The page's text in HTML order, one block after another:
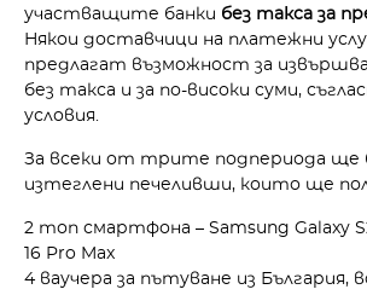
участващите банки без такса за
Някои доставчици на платежни
предлагат възможност за
без такса и за по-високи суми,
условия.
За всеки от трите подпериода ще
изтеглени печеливши, които ще
2 топ смартфона – Samsung Galaxy
16 Pro Max
4 ваучера за пътуване из България,